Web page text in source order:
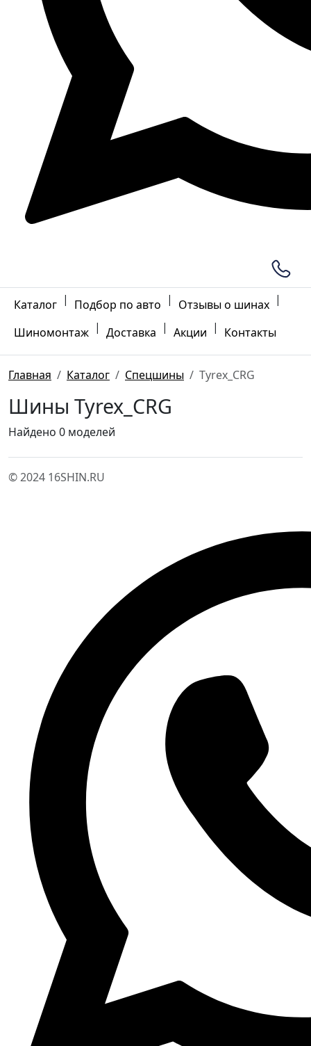
Каталог | Подбор по авто | Отзывы о шинах |
Шиномонтаж | Доставка | Акции | Контакты
Главная Каталог Спецшины Tyrex_CRG
Шины Tyrex_CRG
Найдено 0 моделей
© 2024 16SHIN.RU